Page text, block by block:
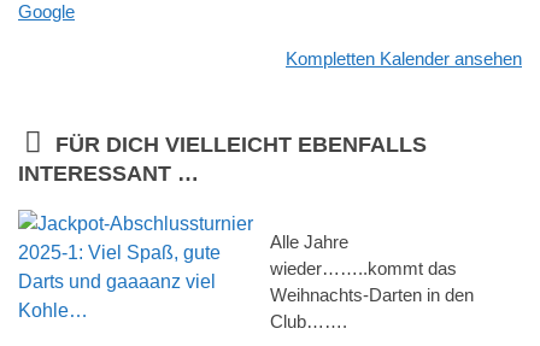
Google
Kompletten Kalender ansehen
FÜR DICH VIELLEICHT EBENFALLS
INTERESSANT …
Alle Jahre
wieder……..kommt das
Weihnachts-Darten in den
Club…….